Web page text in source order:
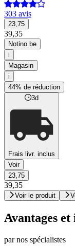
303 avis
23,75
39,35
Notino.be
i
Magasin
i
44% de réduction
3d
Frais livr. inclus
Voir
23,75
39,35
Voir le produit
Avantages
par nos spécialistes